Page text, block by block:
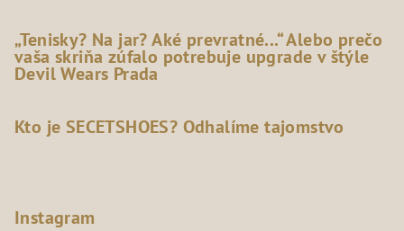
„Tenisky? Na jar? Aké prevratné...“ Alebo prečo
vaša skriňa zúfalo potrebuje upgrade v štýle
Devil Wears Prada
Kto je SECETSHOES? Odhalíme tajomstvo
Instagram